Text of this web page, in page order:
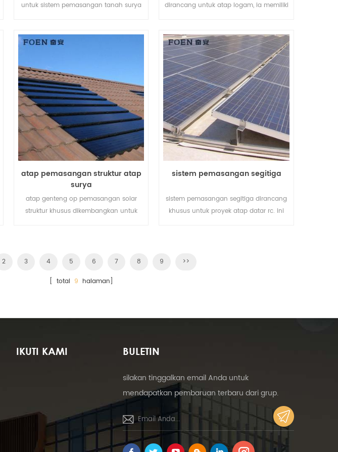
untuk sistem pemasangan tanah surya
pemasangan.
dirancang untuk atap logam, ia memiliki
atap pemasangan struktur atap
surya
atap genteng op pemasangan solar
struktur khusus dikembangkan untuk
sistem pemasangan segitiga
sistem pemasangan segitiga dirancang
khusus untuk proyek atap datar rc. ini
2 3 4 5 6 7 8 9 >>
[ total 9 halaman]
IKUTI KAMI BULETIN
silakan tinggalkan email Anda untuk
mendapatkan pembaruan terbaru dari grup.